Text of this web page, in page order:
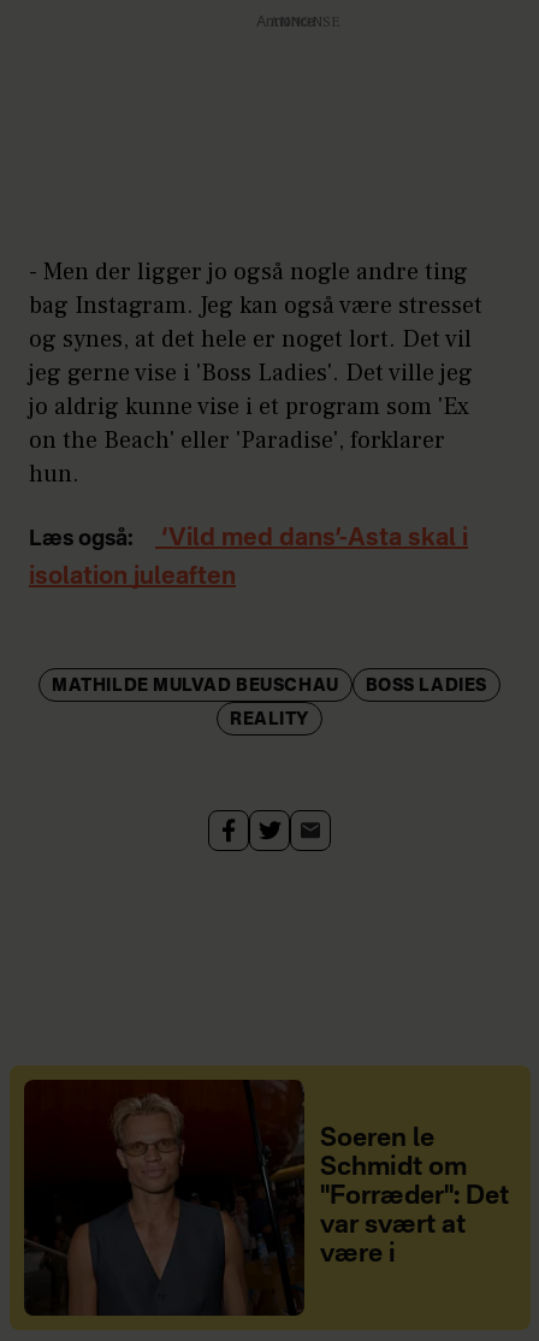
Annonce
- Men der ligger jo også nogle andre ting
bag Instagram. Jeg kan også være stresset
og synes, at det hele er noget lort. Det vil
jeg gerne vise i 'Boss Ladies'. Det ville jeg
jo aldrig kunne vise i et program som 'Ex
on the Beach' eller 'Paradise', forklarer
hun.
Læs også:
‘Vild med dans’-Asta skal i
isolation juleaften
MATHILDE MULVAD BEUSCHAU
BOSS LADIES
REALITY
Soeren le
Schmidt om
"Forræder": Det
var svært at
være i